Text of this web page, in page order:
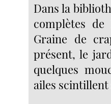
Dans la
complètes
Graine de
présent, le
quelques
ailes scintillent